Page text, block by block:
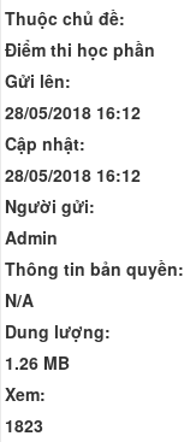
Thuộc chủ đề:
Điểm thi học phần
Gửi lên:
28/05/2018 16:12
Cập nhật:
28/05/2018 16:12
Người gửi:
Admin
Thông tin bản quyền:
N/A
Dung lượng:
1.26 MB
Xem:
1823